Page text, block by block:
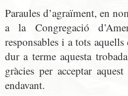
Paraules d’agraïment, en
a la Congregació
responsables i a tots
dur a terme aquesta
gràcies per acceptar
endavant.